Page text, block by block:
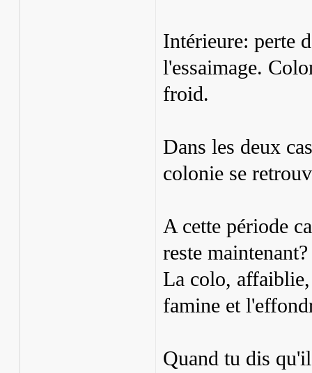
Intérieure: perte
l'essaimage.
froid.
Dans les deux
colonie se
A cette période
reste maintenant?
La colo,
famine et
Quand tu dis